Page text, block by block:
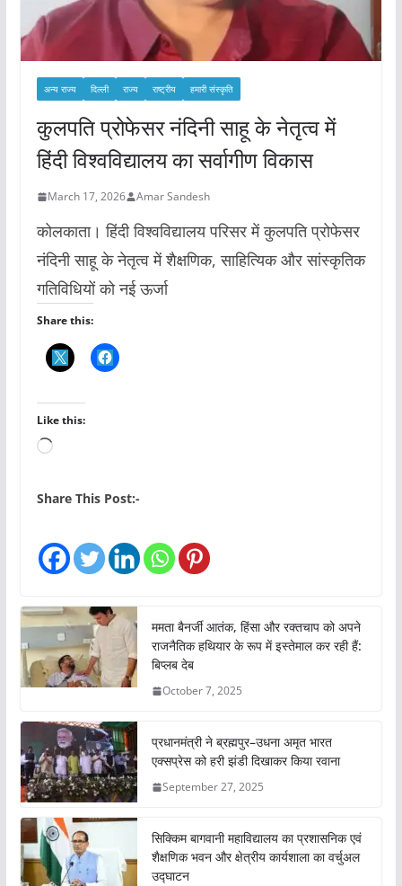
अन्य राज्य दिल्ली राज्य राष्ट्रीय हमारी संस्कृति
कुलपति प्रोफेसर नंदिनी साहू के नेतृत्व में
हिंदी विश्वविद्यालय का सर्वागीण विकास
March 17, 2026 Amar Sandesh
कोलकाता। हिंदी विश्वविद्यालय परिसर में कुलपति प्रोफेसर
नंदिनी साहू के नेतृत्व में शैक्षणिक, साहित्यिक और सांस्कृतिक
गतिविधियों को नई ऊर्जा
Share this:
Like this:
L
a
n
…
Share This Post:-
ममता बैनर्जी आतंक, हिंसा और रक्तचाप को अपने
राजनैतिक हथियार के रूप में इस्तेमाल कर रही हैं:
बिप्लब देब
October 7, 2025
प्रधानमंत्री ने ब्रह्मपुर–उधना अमृत भारत
एक्सप्रेस को हरी झंडी दिखाकर किया रवाना
September 27, 2025
सिक्किम बागवानी महाविद्यालय का प्रशासनिक एवं
शैक्षणिक भवन और क्षेत्रीय कार्यशाला का वर्चुअल
उद्घाटन